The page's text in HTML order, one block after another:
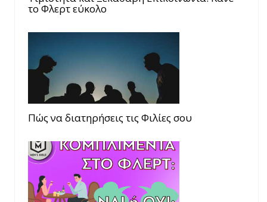
το Φλερτ εύκολο
Πώς να διατηρήσεις τις Φιλίες σου